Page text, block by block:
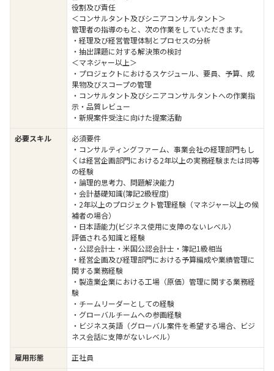
役割及び責任
＜コンサルタント及びシニアコンサルタント＞
管理者の指導のもと、次の作業をしていただきます。
・経理及び経営管理体制とプロセスの分析
・抽出課題に対する解決策の検討
＜マネジャー以上＞
・プロジェクトにおけるスケジュール、要員、予算、成
果物及びスコープの管理
・コンサルタント及びシニアコンサルタントへの作業指
示・品質レビュー
・新規案件受注に向けた提案活動
必要スキル
必須要件
・コンサルティングファーム、事業会社の経理部門もし
くは経営企画部門における2年以上の実務経験または同等
の経験
・論理的思考力、問題解決能力
・会計基礎知識(簿記2級程度)
・2年以上のプロジェクト管理経験（マネジャー以上の候
補者の場合）
・日本語能力(ビジネス使用に支障のないレベル）
評価される知識と経験
・公認会計士・米国公認会計士・簿記1級相当
・経営企画及び経理部門における予算編成や業績管理に
関する業務経験
・製造業企業における工場（原価）管理に関する業務経
験
・チームリーダーとしての経験
・グローバルチームへの参画経験
・ビジネス英語（グローバル案件を希望する場合、ビジ
ネス会話に支障がないレベル）
雇用形態
正社員